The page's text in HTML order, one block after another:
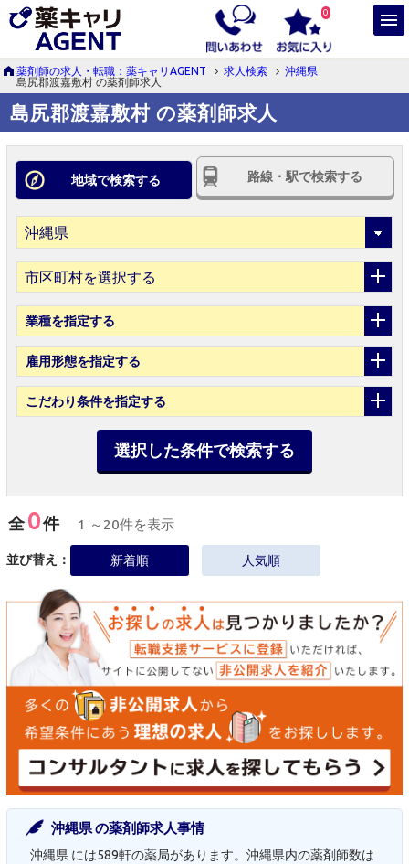
0
薬剤師の求人・転職：薬キャリAGENT 求人検索
沖縄県
島尻郡渡嘉敷村 の薬剤師求人
島尻郡渡嘉敷村 の薬剤師求人
地域で検索する 路線・駅で検索する
市区町村を選択する
業種を指定する
雇用形態を指定する
こだわり条件を指定する
選択した条件で検索する
全0件 1 ～20件を表示
並び替え： 新着順 人気順
沖縄県 の薬剤師求人事情
沖縄県 には589軒の薬局があります。沖縄県内の薬剤師数は